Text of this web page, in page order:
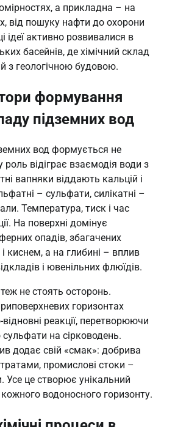
а прикладна – на
від пошуку нафти до охорони
ідеї активно розвивалися в
басейнів, де хімічний склад
з геологічною будовою.
формування
підземних вод
вод формується не
відіграє взаємодія води з
вапняки віддають кальцій і
– сульфати, силікатні –
Температура, тиск і час
На поверхні домінує
опадів, збагачених
киснем, а на глибині – вплив
і ювенільних флюїдів.
не стоять осторонь.
горизонтах
реакції, перетворюючи
сульфати на сірководень.
додає свій «смак»: добрива
промислові стоки –
це створює унікальний
кожного водоносного горизонту.